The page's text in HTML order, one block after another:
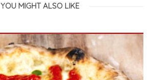
YOU MIGHT ALSO LIKE